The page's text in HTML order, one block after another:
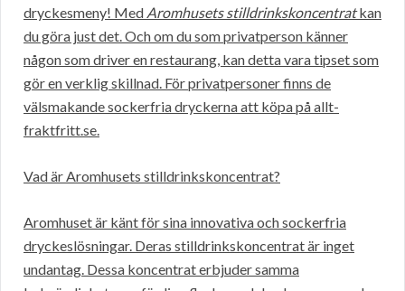
dryckesmeny! Med Aromhusets stilldrinkskoncentratkan
du göra just det. Och om du som privatperson känner
någon som driver en restaurang, kan detta vara tipset som
gör en verklig skillnad. För privatpersoner finns de
välsmakande sockerfria dryckerna att köpa på allt-
fraktfritt.se.
Vad är Aromhusets stilldrinkskoncentrat?
Aromhuset är känt för sina innovativa och sockerfria
dryckeslösningar. Deras stilldrinkskoncentrat är inget
undantag. Dessa koncentrat erbjuder samma